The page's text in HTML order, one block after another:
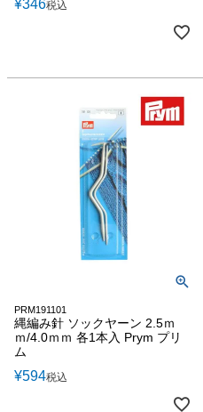
¥346税込
PRM191101
縄編み針 ソックヤーン 2.5ｍ
ｍ/4.0ｍｍ 各1本入 Prym プリ
ム
¥594税込